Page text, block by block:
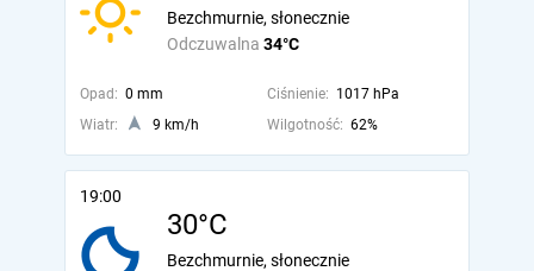
Odczuwalna 34°C
Bezchmurnie, słonecznie
Opad: 0 mm Ciśnienie: 1017 hPa
Wiatr:
9 km/h Wilgotność: 62%
19:00
30°C
Bezchmurnie, słonecznie